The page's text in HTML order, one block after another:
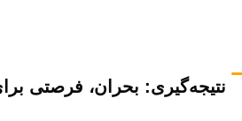
نتیجه‌گیری: بحران، فرصتی